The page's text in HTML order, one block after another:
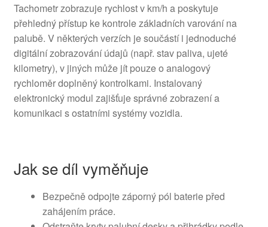
Tachometr zobrazuje rychlost v km/h a poskytuje
přehledný přístup ke kontrole základních varování na
palubě. V některých verzích je součástí i jednoduché
digitální zobrazování údajů (např. stav paliva, ujeté
kilometry), v jiných může jít pouze o analogový
rychloměr doplněný kontrolkami. Instalovaný
elektronický modul zajišťuje správné zobrazení a
komunikaci s ostatními systémy vozidla.
Jak se díl vyměňuje
Bezpečně odpojte záporný pól baterie před
zahájením práce.